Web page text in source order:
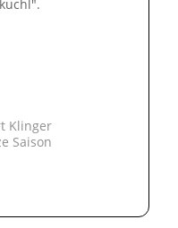
Klinger
Saison